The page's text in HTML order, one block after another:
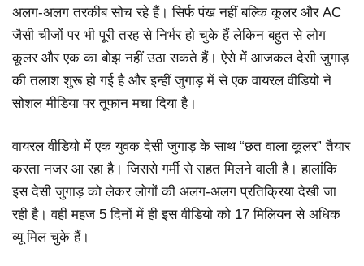
अलग-अलग तरकीब सोच रहे हैं। सिर्फ पंख नहीं बल्कि कूलर और AC
जैसी चीजों पर भी पूरी तरह से निर्भर हो चुके हैं लेकिन बहुत से लोग
कूलर और एक का बोझ नहीं उठा सकते हैं। ऐसे में आजकल देसी जुगाड़
की तलाश शुरू हो गई है और इन्हीं जुगाड़ में से एक वायरल वीडियो ने
सोशल मीडिया पर तूफान मचा दिया है।
वायरल वीडियो में एक युवक देसी जुगाड़ के साथ “छत वाला कूलर” तैयार
करता नजर आ रहा है। जिससे गर्मी से राहत मिलने वाली है। हालांकि
इस देसी जुगाड़ को लेकर लोगों की अलग-अलग प्रतिक्रिया देखी जा
रही है। वही महज 5 दिनों में ही इस वीडियो को 17 मिलियन से अधिक
व्यू मिल चुके हैं।